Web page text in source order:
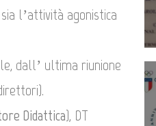
l’attività agonistica
dall’ ultima riunione
Didattica), DT